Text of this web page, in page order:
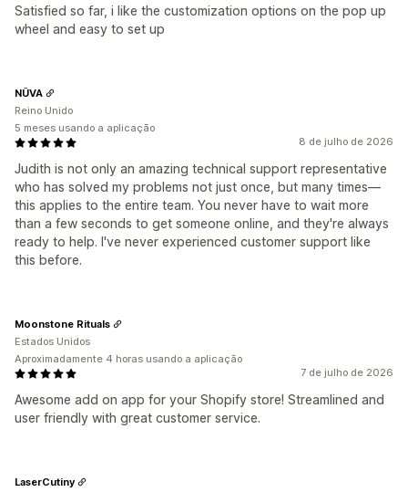
Satisfied so far, i like the customization options on the pop up
wheel and easy to set up
8 de julho de 2026
Judith is not only an amazing technical support representative
who has solved my problems not just once, but many times—
this applies to the entire team. You never have to wait more
than a few seconds to get someone online, and they're always
ready to help. I've never experienced customer support like
this before.
NÜVA
Reino Unido
5 meses usando a aplicação
7 de julho de 2026
Awesome add on app for your Shopify store! Streamlined and
user friendly with great customer service.
Moonstone Rituals
Estados Unidos
Aproximadamente 4 horas usando a aplicação
LaserCutiny